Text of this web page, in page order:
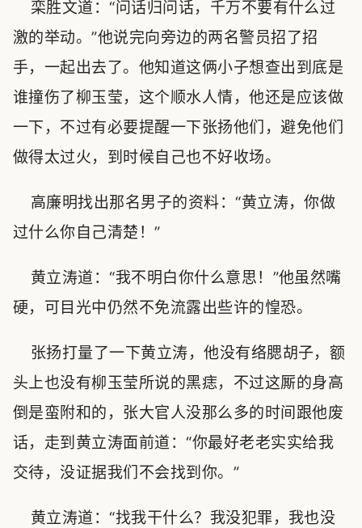
栾胜文道：“问话归问话，千万不要有什么过
激的举动。”他说完向旁边的两名警员招了招
手，一起出去了。他知道这俩小子想查出到底是
谁撞伤了柳玉莹，这个顺水人情，他还是应该做
一下，不过有必要提醒一下张扬他们，避免他们
做得太过火，到时候自己也不好收场。
高廉明找出那名男子的资料：“黄立涛，你做
过什么你自己清楚！”
黄立涛道：“我不明白你什么意思！”他虽然嘴
硬，可目光中仍然不免流露出些许的惶恐。
张扬打量了一下黄立涛，他没有络腮胡子，额
头上也没有柳玉莹所说的黑痣，不过这厮的身高
倒是蛮附和的，张大官人没那么多的时间跟他废
话，走到黄立涛面前道：“你最好老老实实给我
交待，没证据我们不会找到你。”
黄立涛道：“找我干什么？我没犯罪，我也没